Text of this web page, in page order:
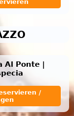
Al Ponte |
/